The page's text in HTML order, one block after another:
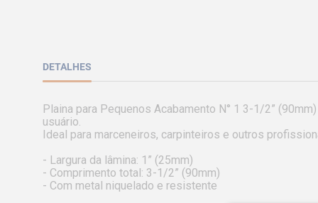
DETALHES
Plaina para Pequenos Acabamento N° 1 3-1/2”
usuário.
Ideal para marceneiros, carpinteiros e outros
- Largura da lâmina: 1” (25mm)
- Comprimento total: 3-1/2” (90mm)
- Com metal niquelado e resistente